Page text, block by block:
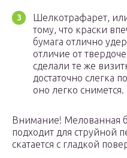
Шелкотрафарет,
тому, что краски
бумага отлично
отличие от
сделали те же
достаточно слегка
оно легко снимется.
Внимание! Мелованная
подходит для струйной
скатается с гладкой